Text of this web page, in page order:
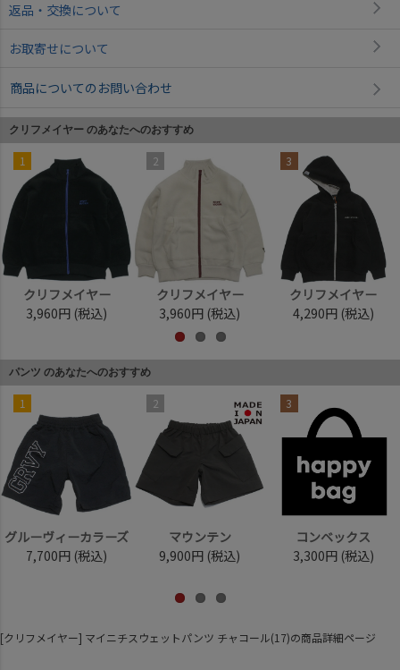
返品・交換について
お取寄せについて
商品についてのお問い合わせ
クリフメイヤー のあなたへのおすすめ
1
クリフメイヤー
3,960円 (税込)
2
クリフメイヤー
3,960円 (税込)
3
クリフメイヤー
4,290円 (税込)
パンツ のあなたへのおすすめ
1
グルーヴィーカラーズ
7,700円 (税込)
2
マウンテン
9,900円 (税込)
3
コンベックス
3,300円 (税込)
[クリフメイヤー] マイニチスウェットパンツ チャコール(17)の商品詳細ページ